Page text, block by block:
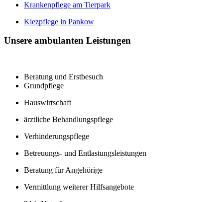
Krankenpflege am Tierpark
Kiezpflege in Pankow
Unsere ambulanten Leistungen
Beratung und Erstbesuch
Grundpflege
Hauswirtschaft
ärztliche Behandlungspflege
Verhinderungspflege
Betreuungs- und Entlastungsleistungen
Beratung für Angehörige
Vermittlung weiterer Hilfsangebote